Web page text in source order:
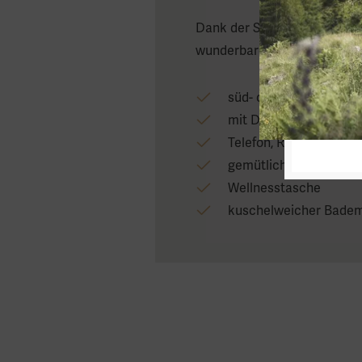
Dank der Süd- oder Ost-
wunderbaren Blick auf die
süd- oder ostseitig
mit Dusche oder Bad/
Telefon, Radio, Flat-TV,
gemütliche Sitzecke
Wellnesstasche
kuschelweicher